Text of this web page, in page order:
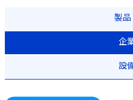
製
企
設